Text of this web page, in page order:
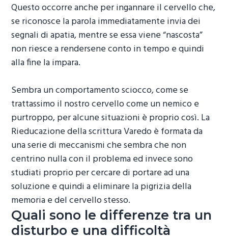
Questo occorre anche per ingannare il cervello che,
se riconosce la parola immediatamente invia dei
segnali di apatia, mentre se essa viene “nascosta”
non riesce a rendersene conto in tempo e quindi
alla fine la impara.
Sembra un comportamento sciocco, come se
trattassimo il nostro cervello come un nemico e
purtroppo, per alcune situazioni è proprio così. La
Rieducazione della scrittura Varedoè formata da
una serie di meccanismi che sembra che non
centrino nulla con il problema ed invece sono
studiati proprio per cercare di portare ad una
soluzione e quindi a eliminare la pigrizia della
memoria e del cervello stesso.
Quali sono le differenze tra un
disturbo e una difficoltà